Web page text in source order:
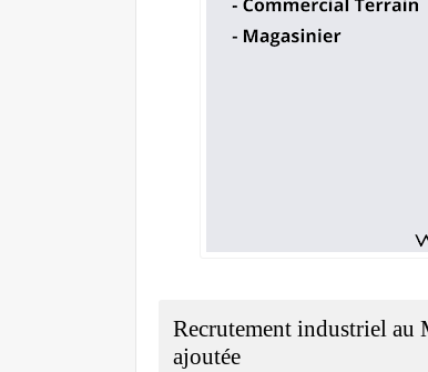
Recrutement industriel au
ajoutée